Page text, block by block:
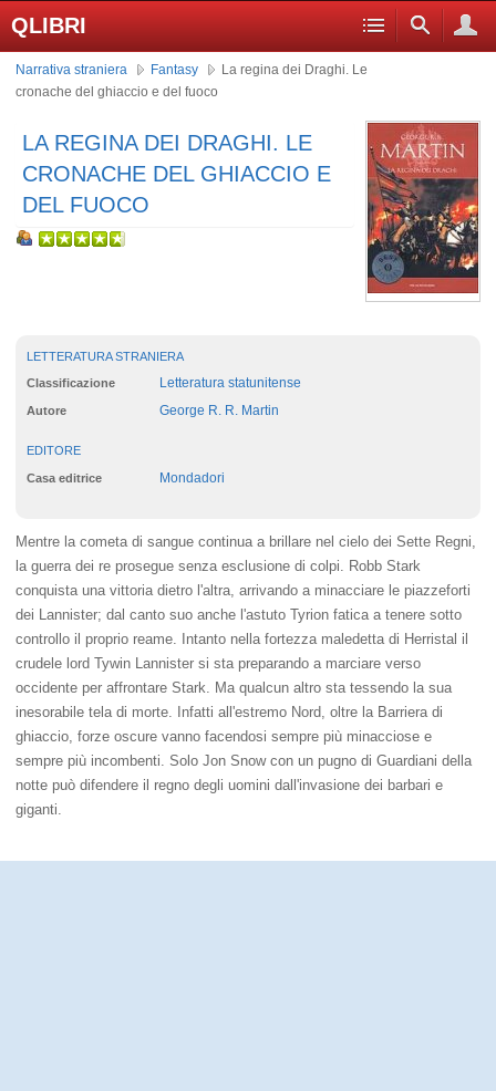
QLIBRI
Narrativa straniera Fantasy
La regina dei Draghi. Le
cronache del ghiaccio e del fuoco
LA REGINA DEI DRAGHI. LE
CRONACHE DEL GHIACCIO E
DEL FUOCO
LETTERATURA STRANIERA
Classificazione Letteratura statunitense
Autore George R. R. Martin
EDITORE
Casa editrice Mondadori
Mentre la cometa di sangue continua a brillare nel cielo dei Sette Regni,
la guerra dei re prosegue senza esclusione di colpi. Robb Stark
conquista una vittoria dietro l'altra, arrivando a minacciare le piazzeforti
dei Lannister; dal canto suo anche l'astuto Tyrion fatica a tenere sotto
controllo il proprio reame. Intanto nella fortezza maledetta di Herristal il
crudele lord Tywin Lannister si sta preparando a marciare verso
occidente per affrontare Stark. Ma qualcun altro sta tessendo la sua
inesorabile tela di morte. Infatti all'estremo Nord, oltre la Barriera di
ghiaccio, forze oscure vanno facendosi sempre più minacciose e
sempre più incombenti. Solo Jon Snow con un pugno di Guardiani della
notte può difendere il regno degli uomini dall'invasione dei barbari e
giganti.